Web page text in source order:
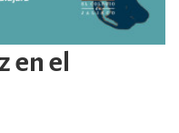
en el